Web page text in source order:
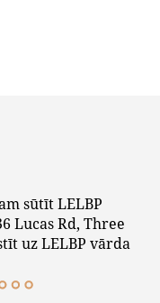
sūtīt LELBP
Lucas Rd, Three
uz LELBP vārda